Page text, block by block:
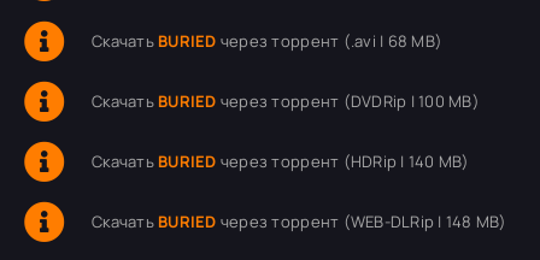
Скачать BURIED через торрент (.avi | 68 MB)
Скачать BURIED через торрент (DVDRip | 100 MB)
Скачать BURIED через торрент (HDRip | 140 MB)
Скачать BURIED через торрент (WEB-DLRip | 148 MB)